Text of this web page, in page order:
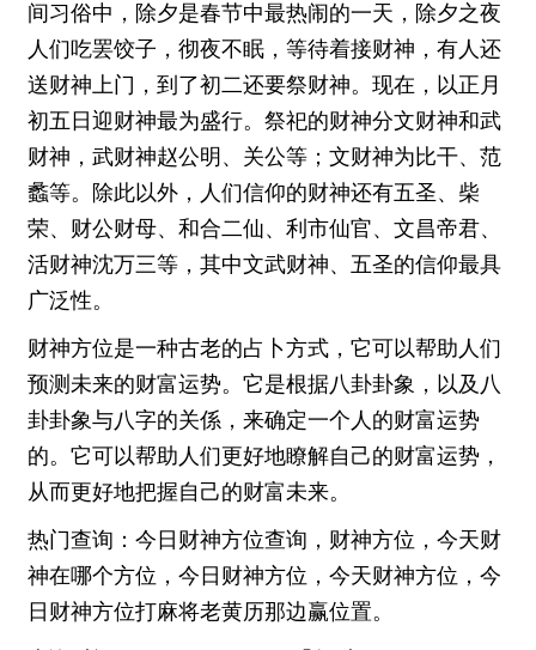
间习俗中，除夕是春节中最热闹的一天，除夕之夜
人们吃罢饺子，彻夜不眠，等待着接财神，有人还
送财神上门，到了初二还要祭财神。现在，以正月
初五日迎财神最为盛行。祭祀的财神分文财神和武
财神，武财神赵公明、关公等；文财神为比干、范
蠡等。除此以外，人们信仰的财神还有五圣、柴
荣、财公财母、和合二仙、利市仙官、文昌帝君、
活财神沈万三等，其中文武财神、五圣的信仰最具
广泛性。
财神方位是一种古老的占卜方式，它可以帮助人们
预测未来的财富运势。它是根据八卦卦象，以及八
卦卦象与八字的关係，来确定一个人的财富运势
的。它可以帮助人们更好地瞭解自己的财富运势，
从而更好地把握自己的财富未来。
热门查询：今日财神方位查询，财神方位，今天财
神在哪个方位，今日财神方位，今天财神方位，今
日财神方位打麻将老黄历那边赢位置。